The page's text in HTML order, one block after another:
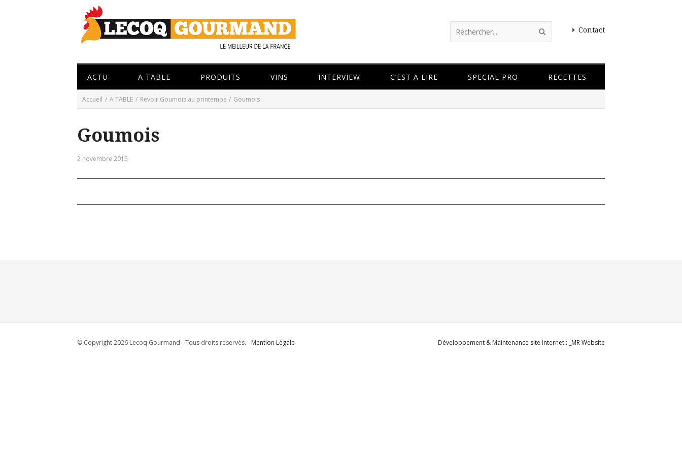
Contact
ACTU A TABLE PRODUITS VINS INTERVIEW C’EST A LIRE SPECIAL PRO RECETTES
Accueil / A TABLE / Revoir Goumois au printemps / Goumois
Goumois
2 novembre 2015
© Copyright 2026 Lecoq Gourmand - Tous droits réservés. - Mention Légale Développement & Maintenance site internet : _MR Website